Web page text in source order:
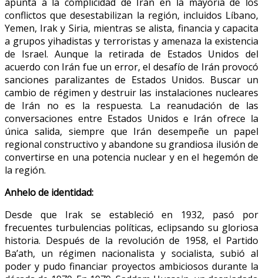
conflictos que desestabilizan la región, incluidos Líbano,
Yemen, Irak y Siria, mientras se alista, financia y capacita
a grupos yihadistas y terroristas y amenaza la existencia
de Israel. Aunque la retirada de Estados Unidos del
acuerdo con Irán fue un error, el desafío de Irán provocó
sanciones paralizantes de Estados Unidos. Buscar un
cambio de régimen y destruir las instalaciones nucleares
de Irán no es la respuesta. La reanudación de las
conversaciones entre Estados Unidos e Irán ofrece la
única salida, siempre que Irán desempeñe un papel
regional constructivo y abandone su grandiosa ilusión de
convertirse en una potencia nuclear y en el hegemón de
la región.
Anhelo de identidad:
Desde que Irak se estableció en 1932, pasó por
frecuentes turbulencias políticas, eclipsando su gloriosa
historia. Después de la revolución de 1958, el Partido
Ba’ath, un régimen nacionalista y socialista, subió al
poder y pudo financiar proyectos ambiciosos durante la